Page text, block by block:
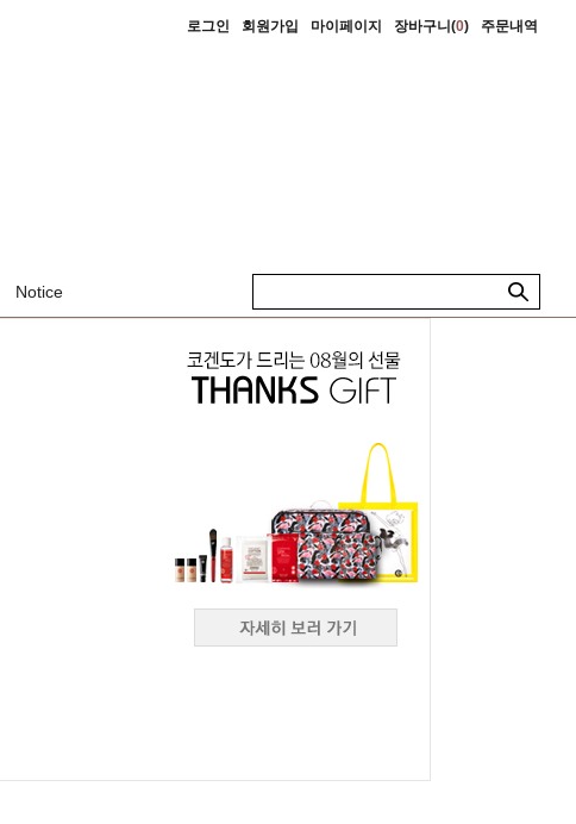
로그인 회원가입 마이페이지 장바구니(0) 주문내역
Notice